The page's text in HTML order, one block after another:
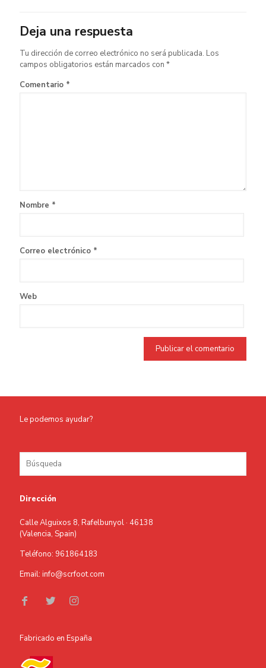
Deja una respuesta
Tu dirección de correo electrónico no será publicada. Los
campos obligatorios están marcados con *
Comentario *
Nombre *
Correo electrónico *
Web
Le podemos ayudar?
Dirección
Calle Alguixos 8, Rafelbunyol · 46138
(Valencia, Spain)
Teléfono: 961864183
Email: info@scrfoot.com
Fabricado en España